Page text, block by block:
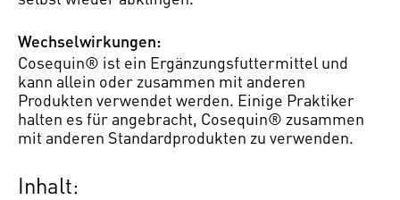
Wechselwirkungen:
Cosequin® ist ein Ergänzungsfuttermittel und
kann allein oder zusammen mit anderen
Produkten verwendet werden. Einige Praktiker
halten es für angebracht, Cosequin® zusammen
mit anderen Standardprodukten zu verwenden.
Inhalt: